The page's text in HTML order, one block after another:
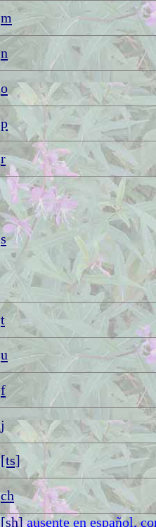
m
n
o
p
r
s
t
u
f
j
[ts]
ch
[sh]ausente en español,